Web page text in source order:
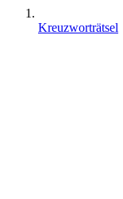
Kreuzworträtsel